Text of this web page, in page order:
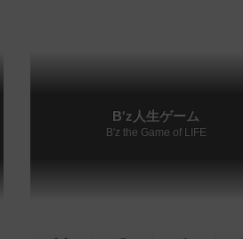
B'z人生ゲーム
B'z the Game of LIFE